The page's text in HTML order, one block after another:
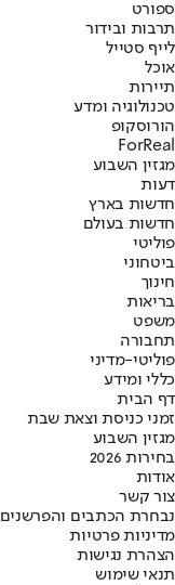
ספורט
תרבות ובידור
לייף סטייל
אוכל
תיירות
טכנולוגיה ומדע
הורוסקופ
ForReal
מגזין השבוע
דעות
חדשות בארץ
חדשות בעולם
פוליטי
ביטחוני
חינוך
בריאות
משפט
תחבורה
פוליטי-מדיני
כללי ומידע
דף הבית
זמני כניסת וצאת שבת
מגזין השבוע
בחירות 2026
אודות
צור קשר
נבחרת הכתבים והפרשנים
מדיניות פרטיות
הצהרת נגישות
תנאי שימוש